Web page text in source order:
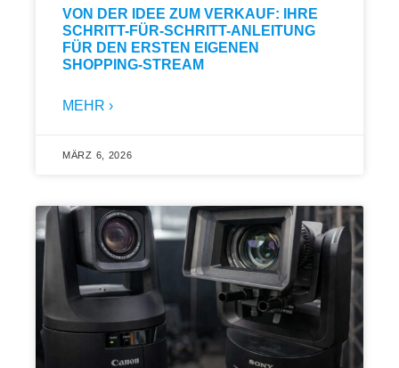
VON DER IDEE ZUM VERKAUF: IHRE
SCHRITT-FÜR-SCHRITT-ANLEITUNG
FÜR DEN ERSTEN EIGENEN
SHOPPING-STREAM
MEHR ›
MÄRZ 6, 2026